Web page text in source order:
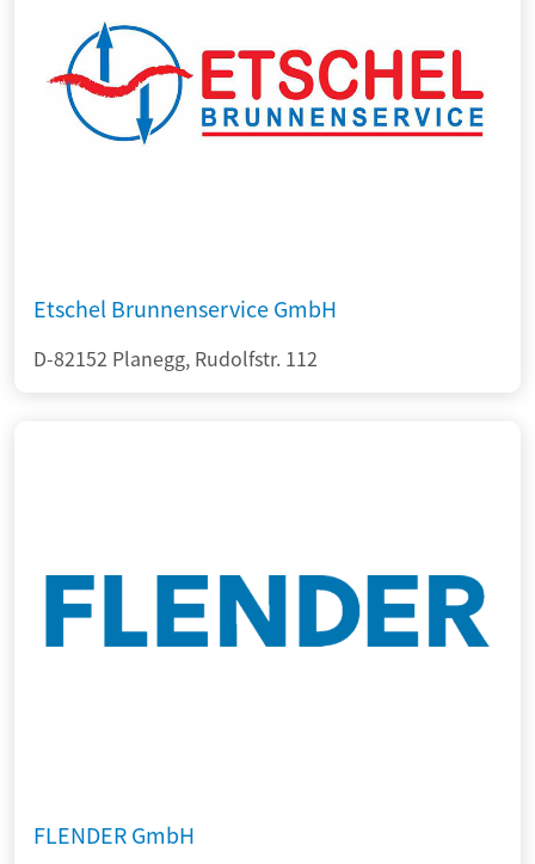
Etschel Brunnenservice GmbH
D-82152 Planegg, Rudolfstr. 112
FLENDER GmbH